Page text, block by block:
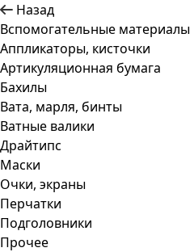
Назад
Вспомогательные материалы
Аппликаторы, кисточки
Артикуляционная бумага
Бахилы
Вата, марля, бинты
Ватные валики
Драйтипс
Маски
Очки, экраны
Перчатки
Подголовники
Прочее